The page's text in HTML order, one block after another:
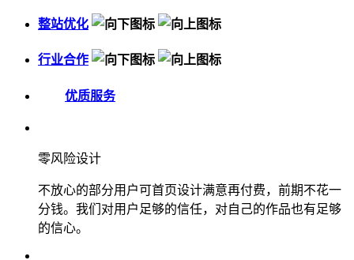
整站优化
行业合作
优质服务
零风险设计
不放心的部分用户可首页设计满意再付费，前期不花一
分钱。我们对用户足够的信任，对自己的作品也有足够
的信心。